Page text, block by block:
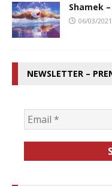
Shamek
06/03/2021
NEWSLETTER –